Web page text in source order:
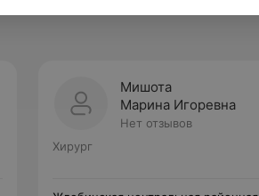
Мишота
Марина Игоревна
Нет отзывов
Хирург